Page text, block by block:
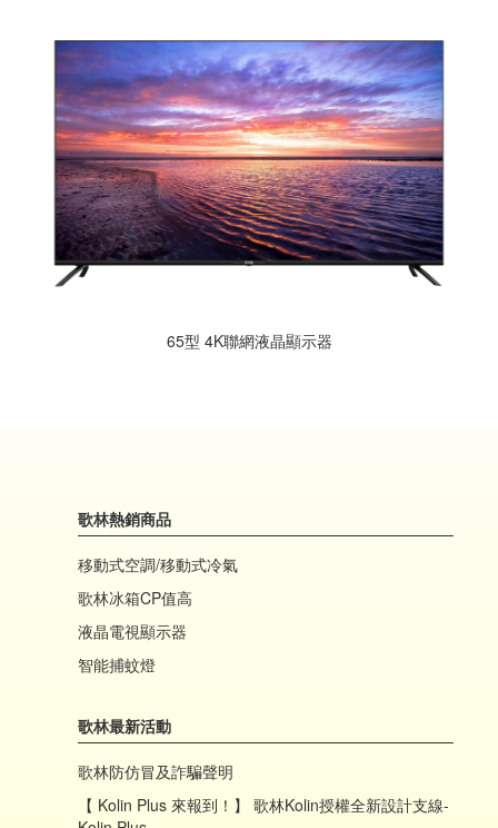
65型 4K聯網液晶顯示器
歌林熱銷商品
移動式空調/移動式冷氣
歌林冰箱CP值高
液晶電視顯示器
智能捕蚊燈
歌林最新活動
歌林防仿冒及詐騙聲明
【 Kolin Plus 來報到！】 歌林Kolin授權全新設計支線-